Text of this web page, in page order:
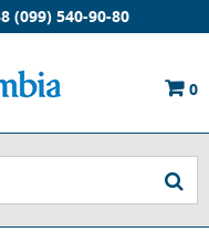
(099) 540-90-80
0